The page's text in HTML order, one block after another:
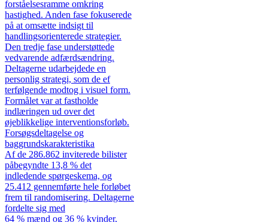
forståelsesramme omkring
hastighed. Anden fase fokuserede
på at omsætte indsigt til
handlingsorienterede strategier.
Den tredje fase understøttede
vedvarende adfærdsændring.
Deltagerne udarbejdede en
personlig strategi, som de ef
terfølgende modtog i visuel form.
Formålet var at fastholde
indlæringen ud over det
øjeblikkelige interventionsforløb.
Forsøgsdeltagelse og
baggrundskarakteristika
Af de 286.862 inviterede bilister
påbegyndte 13,8 % det
indledende spørgeskema, og
25.412 gennemførte hele forløbet
frem til randomisering. Deltagerne
fordelte sig med
64 % mænd og 36 % kvinder,